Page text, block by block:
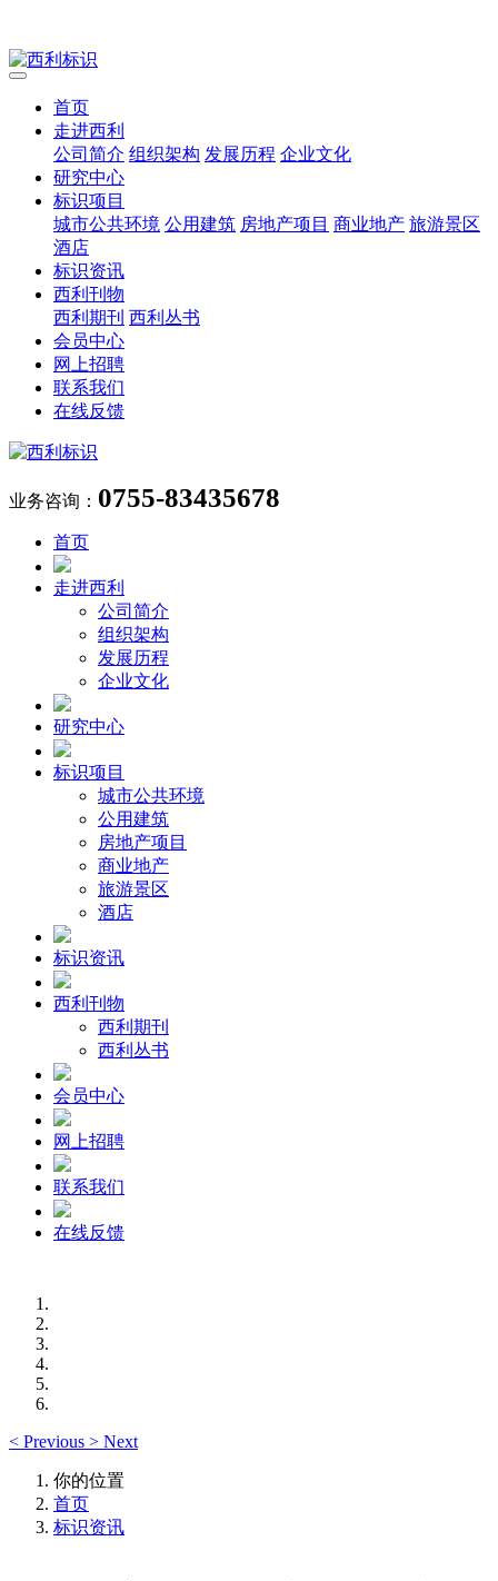
首页
走进西利
公司简介 组织架构 发展历程 企业文化
研究中心
标识项目
城市公共环境 公用建筑 房地产项目 商业地产 旅游景区
酒店
标识资讯
西利刊物
西利期刊 西利丛书
会员中心
网上招聘
联系我们
在线反馈
业务咨询： 0755-83435678
首页
走进西利
公司简介
组织架构
发展历程
企业文化
研究中心
标识项目
城市公共环境
公用建筑
房地产项目
商业地产
旅游景区
酒店
标识资讯
西利刊物
西利期刊
西利丛书
会员中心
网上招聘
联系我们
在线反馈
< Previous > Next
你的位置
首页
标识资讯